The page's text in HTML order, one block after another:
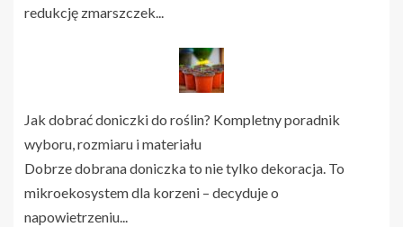
redukcję zmarszczek...
Jak dobrać doniczki do roślin? Kompletny poradnik
wyboru, rozmiaru i materiału
Dobrze dobrana doniczka to nie tylko dekoracja. To
mikroekosystem dla korzeni – decyduje o
napowietrzeniu...